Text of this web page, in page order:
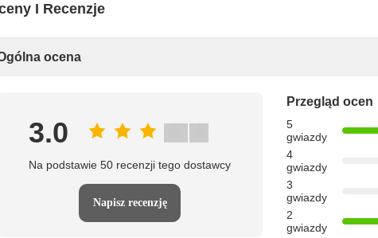
I Recenzje
ocena
3.0
Na podstawie 50 recenzji tego dostawcy
Napisz recenzję
Przegląd ocen
5
gwiazdy
4
gwiazdy
3
gwiazdy
2
gwiazdy